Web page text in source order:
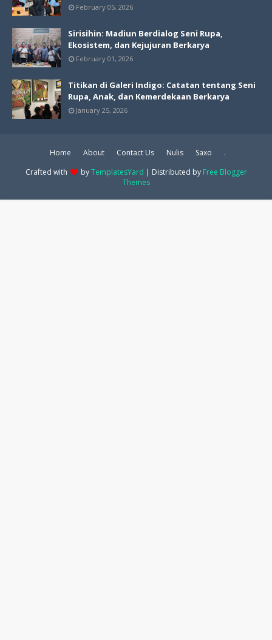
February 05, 2026
Sirisihin: Madiun Berdialog Seni Rupa,
Ekosistem, dan Kejujuran Berkarya
February 01, 2026
Titikan di Galeri Indigo: Catatan tentang Seni
Rupa, Anak, dan Kemerdekaan Berkarya
January 25, 2026
Home About Contact Us Nulis Saxo
.
Crafted with
byTemplatesYard | Distributed by Free Blogger
Themes